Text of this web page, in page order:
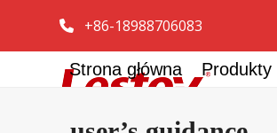
treści
+86-18988706083
Strona główna Produkty